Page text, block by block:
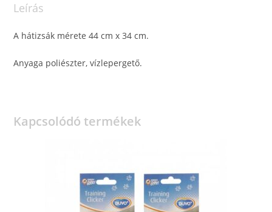
Leírás
A hátizsák mérete 44 cm x 34 cm.
Anyaga poliészter, vízlepergető.
Kapcsolódó termékek